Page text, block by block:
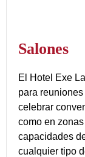
Salones
El Hotel Exe
para
celebrar
como en
capacidades
cualquier tipo